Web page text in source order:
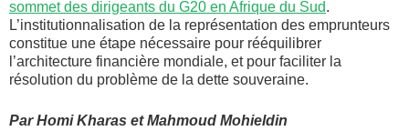
sommet des dirigeants du G20 en Afrique du Sud.
L’institutionnalisation de la représentation des emprunteurs
constitue une étape nécessaire pour rééquilibrer
l’architecture financière mondiale, et pour faciliter la
résolution du problème de la dette souveraine.
Par Homi Kharas et Mahmoud Mohieldin